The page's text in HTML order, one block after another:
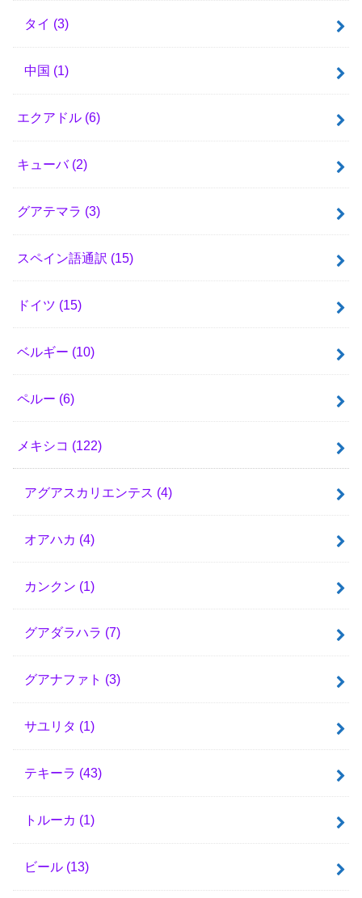
タイ (3)
中国 (1)
エクアドル (6)
キューバ (2)
グアテマラ (3)
スペイン語通訳 (15)
ドイツ (15)
ベルギー (10)
ペルー (6)
メキシコ (122)
アグアスカリエンテス (4)
オアハカ (4)
カンクン (1)
グアダラハラ (7)
グアナファト (3)
サユリタ (1)
テキーラ (43)
トルーカ (1)
ビール (13)